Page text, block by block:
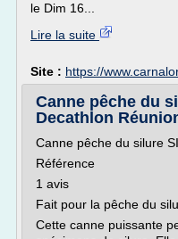
le Dim 16...
Lire la suite
Site : https://
Canne pêche du
Decathlon
Canne pêche du silure
Référence
1 avis
Fait pour la pêche du
Cette canne puissante